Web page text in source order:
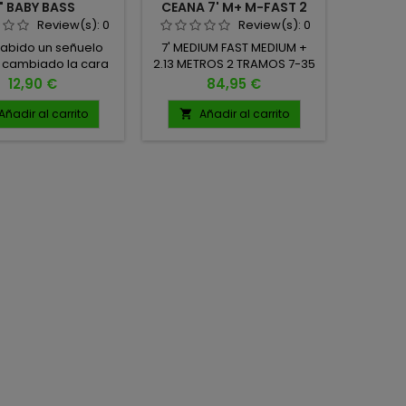
BABY BASS
Review(s): 0
un señuelo
cambiado la cara
a lo largo de
es el Yamamoto
Medida: 5" 12.7 cm
10 unidades por
Precio
12,90 €
al carrito
CEANA 7' M+ M-FAST 2
TRAMOS SPINNING
Review(s): 0
7' MEDIUM FAST MEDIUM +
2.13 METROS 2 TRAMOS 7-35
GRAMOS 10-25 LBS FUNDA
INCLUIDA
Precio
84,95 €
 Añadir al carrito